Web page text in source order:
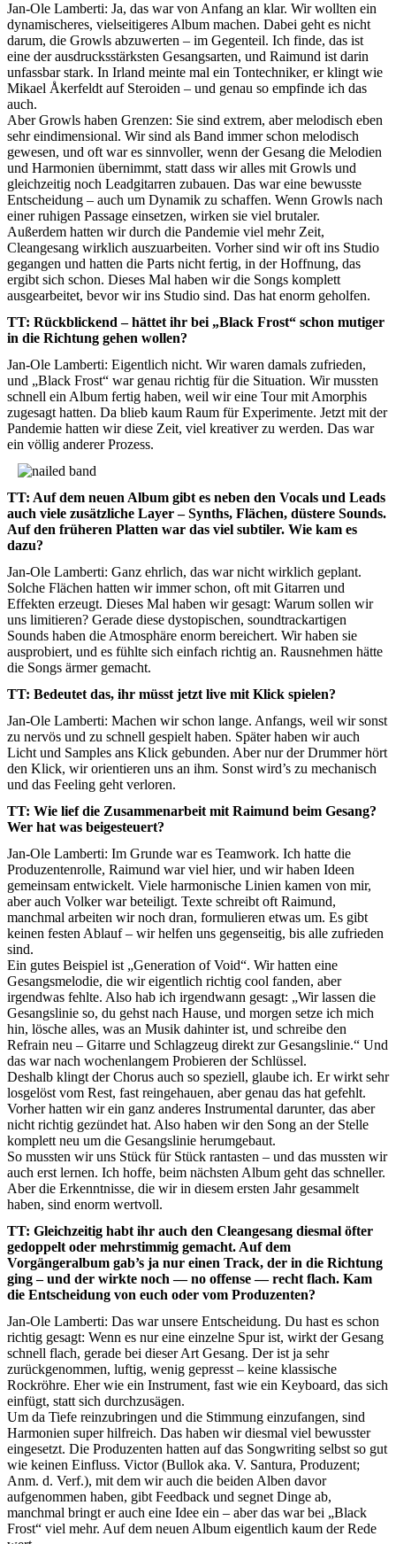
Jan-Ole Lamberti: Ja, das war von Anfang an klar. Wir wollten ein
dynamischeres, vielseitigeres Album machen. Dabei geht es nicht
darum, die Growls abzuwerten – im Gegenteil. Ich finde, das ist
eine der ausdrucksstärksten Gesangsarten, und Raimund ist darin
unfassbar stark. In Irland meinte mal ein Tontechniker, er klingt wie
Mikael Åkerfeldt auf Steroiden – und genau so empfinde ich das
auch.
Aber Growls haben Grenzen: Sie sind extrem, aber melodisch eben
sehr eindimensional. Wir sind als Band immer schon melodisch
gewesen, und oft war es sinnvoller, wenn der Gesang die Melodien
und Harmonien übernimmt, statt dass wir alles mit Growls und
gleichzeitig noch Leadgitarren zubauen. Das war eine bewusste
Entscheidung – auch um Dynamik zu schaffen. Wenn Growls nach
einer ruhigen Passage einsetzen, wirken sie viel brutaler.
Außerdem hatten wir durch die Pandemie viel mehr Zeit,
Cleangesang wirklich auszuarbeiten. Vorher sind wir oft ins Studio
gegangen und hatten die Parts nicht fertig, in der Hoffnung, das
ergibt sich schon. Dieses Mal haben wir die Songs komplett
ausgearbeitet, bevor wir ins Studio sind. Das hat enorm geholfen.
TT: Rückblickend – hättet ihr bei „Black Frost“ schon mutiger
in die Richtung gehen wollen?
Jan-Ole Lamberti: Eigentlich nicht. Wir waren damals zufrieden,
und „Black Frost“ war genau richtig für die Situation. Wir mussten
schnell ein Album fertig haben, weil wir eine Tour mit Amorphis
zugesagt hatten. Da blieb kaum Raum für Experimente. Jetzt mit der
Pandemie hatten wir diese Zeit, viel kreativer zu werden. Das war
ein völlig anderer Prozess.
TT: Auf dem neuen Album gibt es neben den Vocals und Leads
auch viele zusätzliche Layer – Synths, Flächen, düstere Sounds.
Auf den früheren Platten war das viel subtiler. Wie kam es
dazu?
Jan-Ole Lamberti: Ganz ehrlich, das war nicht wirklich geplant.
Solche Flächen hatten wir immer schon, oft mit Gitarren und
Effekten erzeugt. Dieses Mal haben wir gesagt: Warum sollen wir
uns limitieren? Gerade diese dystopischen, soundtrackartigen
Sounds haben die Atmosphäre enorm bereichert. Wir haben sie
ausprobiert, und es fühlte sich einfach richtig an. Rausnehmen hätte
die Songs ärmer gemacht.
TT: Bedeutet das, ihr müsst jetzt live mit Klick spielen?
Jan-Ole Lamberti: Machen wir schon lange. Anfangs, weil wir sonst
zu nervös und zu schnell gespielt haben. Später haben wir auch
Licht und Samples ans Klick gebunden. Aber nur der Drummer hört
den Klick, wir orientieren uns an ihm. Sonst wird’s zu mechanisch
und das Feeling geht verloren.
TT: Wie lief die Zusammenarbeit mit Raimund beim Gesang?
Wer hat was beigesteuert?
Jan-Ole Lamberti: Im Grunde war es Teamwork. Ich hatte die
Produzentenrolle, Raimund war viel hier, und wir haben Ideen
gemeinsam entwickelt. Viele harmonische Linien kamen von mir,
aber auch Volker war beteiligt. Texte schreibt oft Raimund,
manchmal arbeiten wir noch dran, formulieren etwas um. Es gibt
keinen festen Ablauf – wir helfen uns gegenseitig, bis alle zufrieden
sind.
Ein gutes Beispiel ist „Generation of Void“. Wir hatten eine
Gesangsmelodie, die wir eigentlich richtig cool fanden, aber
irgendwas fehlte. Also hab ich irgendwann gesagt: „Wir lassen die
Gesangslinie so, du gehst nach Hause, und morgen setze ich mich
hin, lösche alles, was an Musik dahinter ist, und schreibe den
Refrain neu – Gitarre und Schlagzeug direkt zur Gesangslinie.“ Und
das war nach wochenlangem Probieren der Schlüssel.
Deshalb klingt der Chorus auch so speziell, glaube ich. Er wirkt sehr
losgelöst vom Rest, fast reingehauen, aber genau das hat gefehlt.
Vorher hatten wir ein ganz anderes Instrumental darunter, das aber
nicht richtig gezündet hat. Also haben wir den Song an der Stelle
komplett neu um die Gesangslinie herumgebaut.
So mussten wir uns Stück für Stück rantasten – und das mussten wir
auch erst lernen. Ich hoffe, beim nächsten Album geht das schneller.
Aber die Erkenntnisse, die wir in diesem ersten Jahr gesammelt
haben, sind enorm wertvoll.
TT: Gleichzeitig habt ihr auch den Cleangesang diesmal öfter
gedoppelt oder mehrstimmig gemacht. Auf dem
Vorgängeralbum gab’s ja nur einen Track, der in die Richtung
ging – und der wirkte noch — no offense — recht flach. Kam
die Entscheidung von euch oder vom Produzenten?
Jan-Ole Lamberti: Das war unsere Entscheidung. Du hast es schon
richtig gesagt: Wenn es nur eine einzelne Spur ist, wirkt der Gesang
schnell flach, gerade bei dieser Art Gesang. Der ist ja sehr
zurückgenommen, luftig, wenig gepresst – keine klassische
Rockröhre. Eher wie ein Instrument, fast wie ein Keyboard, das sich
einfügt, statt sich durchzusägen.
Um da Tiefe reinzubringen und die Stimmung einzufangen, sind
Harmonien super hilfreich. Das haben wir diesmal viel bewusster
eingesetzt. Die Produzenten hatten auf das Songwriting selbst so gut
wie keinen Einfluss. Victor (Bullok aka. V. Santura, Produzent;
Anm. d. Verf.), mit dem wir auch die beiden Alben davor
aufgenommen haben, gibt Feedback und segnet Dinge ab,
manchmal bringt er auch eine Idee ein – aber das war bei „Black
Frost“ viel mehr. Auf dem neuen Album eigentlich kaum der Rede